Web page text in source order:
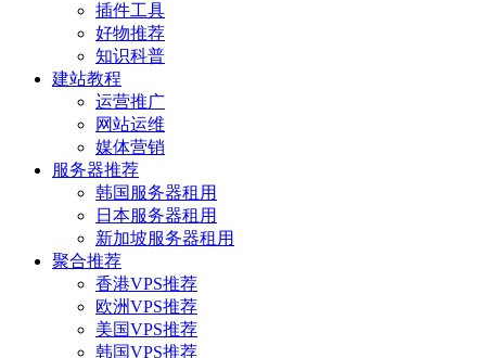
插件工具
好物推荐
知识科普
建站教程
运营推广
网站运维
媒体营销
服务器推荐
韩国服务器租用
日本服务器租用
新加坡服务器租用
聚合推荐
香港VPS推荐
欧洲VPS推荐
美国VPS推荐
韩国VPS推荐